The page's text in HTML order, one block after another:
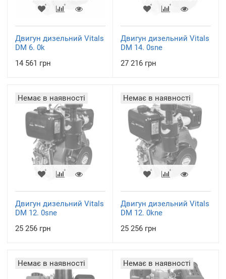
Двигун дизельний Vitals
DM 6. 0k
14 561 грн
Двигун дизельний Vitals
DM 14. 0sne
27 216 грн
Немає в наявності
Двигун дизельний Vitals
DM 12. 0sne
25 256 грн
Немає в наявності
Двигун дизельний Vitals
DM 12. 0kne
25 256 грн
Немає в наявності Немає в наявності